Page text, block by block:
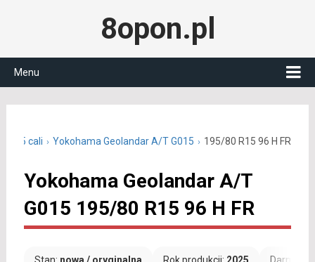
8opon.pl
Menu
15 cali Yokohama Geolandar A/T G015 195/80 R15 96 H FR
Yokohama Geolandar A/T
G015 195/80 R15 96 H FR